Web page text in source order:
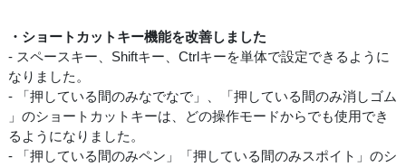
・ショートカットキー機能を改善しました
- スペースキー、Shiftキー、Ctrlキーを単体で設定できるように
なりました。
- 「押している間のみなでなで」、「押している間のみ消しゴム
」のショートカットキーは、どの操作モードからでも使用でき
るようになりました。
- 「押している間のみペン」「押している間のみスポイト」のシ